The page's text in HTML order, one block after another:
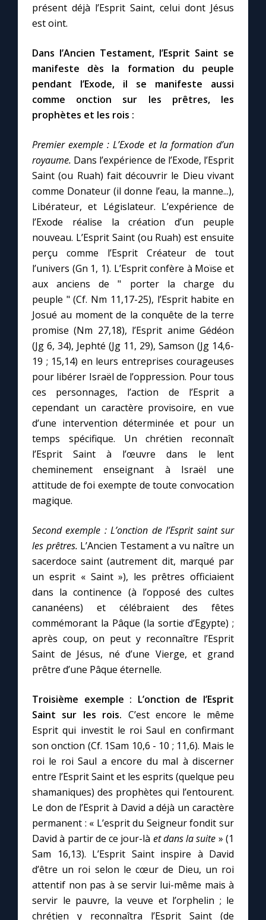
présent déjà l’Esprit Saint, celui dont Jésus
est oint.
Dans l’Ancien Testament, l’Esprit Saint se
manifeste dès la formation du peuple
pendant l’Exode, il se manifeste aussi
comme onction sur les prêtres, les
prophètes et les rois :
Premier exemple : L’Exode et la formation d’un
royaume. Dans l’expérience de l’Exode, l’Esprit
Saint (ou Ruah) fait découvrir le Dieu vivant
comme Donateur (il donne l’eau, la manne...),
Libérateur, et Législateur. L’expérience de
l’Exode réalise la création d’un peuple
nouveau. L’Esprit Saint (ou Ruah) est ensuite
perçu comme l’Esprit Créateur de tout
l’univers (Gn 1, 1). L’Esprit confère à Moïse et
aux anciens de " porter la charge du
peuple " (Cf. Nm 11,17-25), l’Esprit habite en
Josué au moment de la conquête de la terre
promise (Nm 27,18), l’Esprit anime Gédéon
(Jg 6, 34), Jephté (Jg 11, 29), Samson (Jg 14,6-
19 ; 15,14) en leurs entreprises courageuses
pour libérer Israël de l’oppression. Pour tous
ces personnages, l’action de l’Esprit a
cependant un caractère provisoire, en vue
d’une intervention déterminée et pour un
temps spécifique. Un chrétien reconnaît
l’Esprit Saint à l’œuvre dans le lent
cheminement enseignant à Israël une
attitude de foi exempte de toute convocation
magique.
Second exemple : L’onction de l’Esprit saint sur
les prêtres. L’Ancien Testament a vu naître un
sacerdoce saint (autrement dit, marqué par
un esprit « Saint »), les prêtres officiaient
dans la continence (à l’opposé des cultes
cananéens) et célébraient des fêtes
commémorant la Pâque (la sortie d’Egypte) ;
après coup, on peut y reconnaître l’Esprit
Saint de Jésus, né d’une Vierge, et grand
prêtre d’une Pâque éternelle.
Troisième exemple : L’onction de l’Esprit
Saint sur les rois. C’est encore le même
Esprit qui investit le roi Saul en confirmant
son onction (Cf. 1Sam 10,6 - 10 ; 11,6). Mais le
roi le roi Saul a encore du mal à discerner
entre l’Esprit Saint et les esprits (quelque peu
shamaniques) des prophètes qui l’entourent.
Le don de l’Esprit à David a déjà un caractère
permanent : « L’esprit du Seigneur fondit sur
David à partir de ce jour-là et dans la suite » (1
Sam 16,13). L’Esprit Saint inspire à David
d’être un roi selon le cœur de Dieu, un roi
attentif non pas à se servir lui-même mais à
servir le pauvre, la veuve et l’orphelin ; le
chrétien y reconnaîtra l’Esprit Saint (de